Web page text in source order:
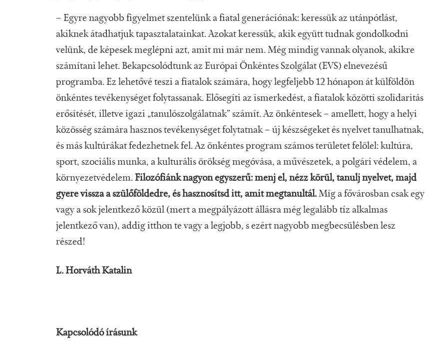
– Egyre nagyobb figyelmet szentelünk a fiatal generációnak: keressük az utánpótlást,
akiknek átadhatjuk tapasztalatainkat. Azokat keressük, akik együtt tudnak gondolkodni
velünk, de képesek meglépni azt, amit mi már nem. Még mindig vannak olyanok, akikre
számítani lehet. Bekapcsolódtunk az Európai Önkéntes Szolgálat (EVS) elnevezésű
programba. Ez lehetővé teszi a fiatalok számára, hogy legfeljebb 12 hónapon át külföldön
önkéntes tevékenységet folytassanak. Elősegíti az ismerkedést, a fiatalok közötti szolidaritás
erősítését, illetve igazi „tanulószolgálatnak” számít. Az önkéntesek – amellett, hogy a helyi
közösség számára hasznos tevékenységet folytatnak – új készségeket és nyelvet tanulhatnak,
és más kultúrákat fedezhetnek fel. Az önkéntes program számos területet felölel: kultúra,
sport, szociális munka, a kulturális örökség megóvása, a művészetek, a polgári védelem, a
környezetvédelem. Filozófiánk nagyon egyszerű: menj el, nézz körül, tanulj nyelvet, majd
gyere vissza a szülőföldedre, és hasznosítsd itt, amit megtanultál. Míg a fővárosban csak egy
vagy a sok jelentkező közül (mert a megpályázott állásra még legalább tíz alkalmas
jelentkező van), addig itthon te vagy a legjobb, s ezért nagyobb megbecsülésben lesz
részed!
L. Horváth Katalin
Kapcsolódó írásunk